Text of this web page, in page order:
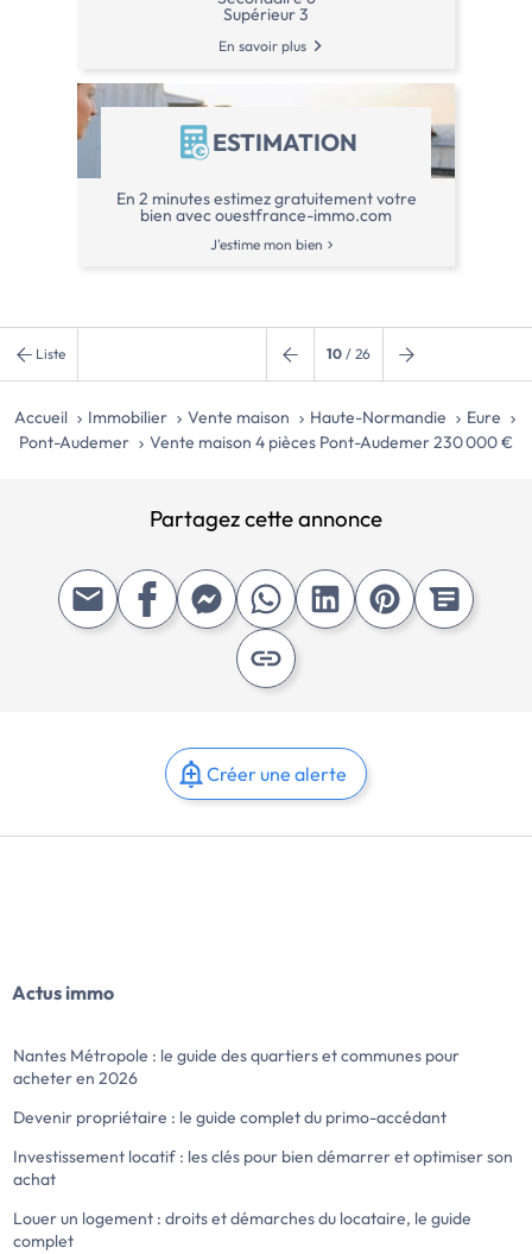
y compris
http://
Supérieur 3
En savoir plus
ESTIMATION
En 2 minutes estimez gratuitement votre
bien avec ouestfrance-immo.com
J'estime mon bien
Liste 10 / 26
Accueil Immobilier Vente maison Haute-Normandie
Eure
Pont-Audemer
Vente maison 4 pièces Pont-Audemer 230 000 €
Partagez cette annonce
Créer une alerte
Actus immo
Nantes Métropole : le guide des quartiers et communes pour
acheter en 2026
Devenir propriétaire : le guide complet du primo-accédant
Investissement locatif : les clés pour bien démarrer et optimiser son
achat
Louer un logement : droits et démarches du locataire, le guide
complet